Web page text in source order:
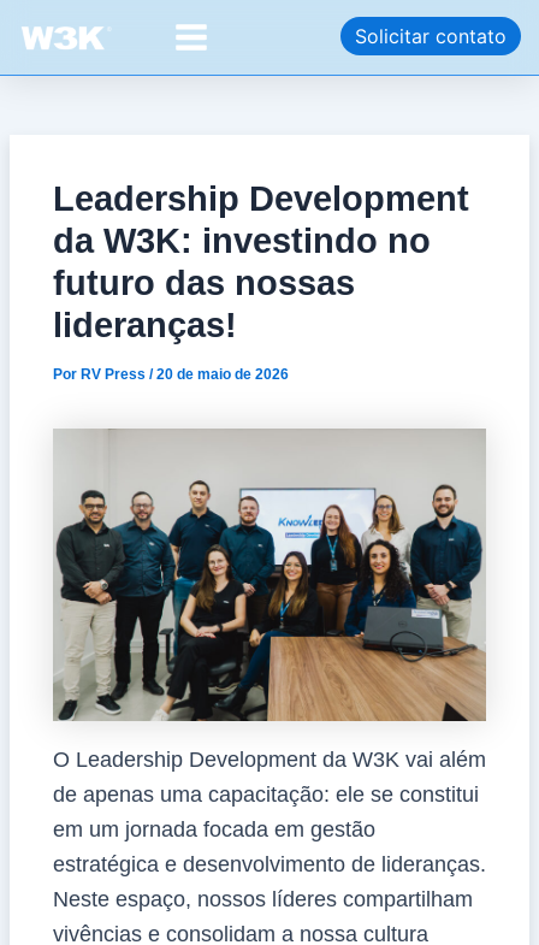
para
o
Main
Menu
Solicitar contato
Leadership Development
da W3K: investindo no
futuro das nossas
lideranças!
Por RV Press /20 de maio de 2026
O Leadership Development da W3K vai além
de apenas uma capacitação: ele se constitui
em um jornada focada em gestão
estratégica e desenvolvimento de lideranças.
Neste espaço, nossos líderes compartilham
vivências e consolidam a nossa cultura
navigation